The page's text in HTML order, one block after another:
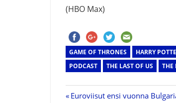
(HBO Max)
GAME OF THRONES HARRY
PODCAST
THE LAST OF US THE
Previous
Euroviisut ensi vuonna